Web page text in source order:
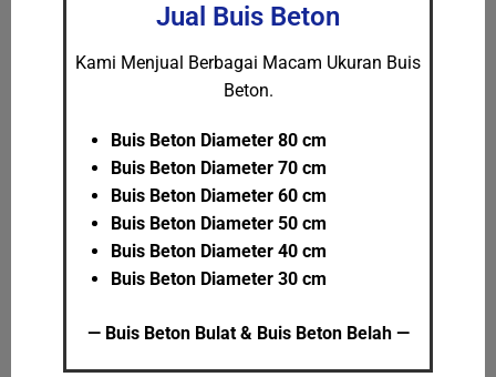
Jual Buis Beton
Kami Menjual Berbagai Macam Ukuran Buis
Beton.
Buis Beton Diameter 80 cm
Buis Beton Diameter 70 cm
Buis Beton Diameter 60 cm
Buis Beton Diameter 50 cm
Buis Beton Diameter 40 cm
Buis Beton Diameter 30 cm
— Buis Beton Bulat & Buis Beton Belah —